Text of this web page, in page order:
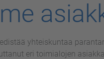
yhteiskuntaa
eri toimialojen